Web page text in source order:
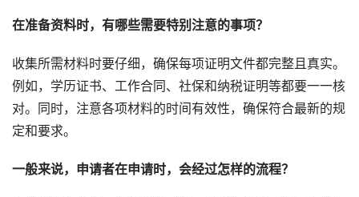
在准备资料时，有哪些需要特别注意的事项？
收集所需材料时要仔细，确保每项证明文件都完整且真实。
例如，学历证书、工作合同、社保和纳税证明等都要一一核
对。同时，注意各项材料的时间有效性，确保符合最新的规
定和要求。
一般来说，申请者在申请时，会经过怎样的流程？